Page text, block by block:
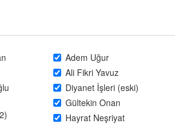
Adem Uğur
Ali Fikri Yavuz
Diyanet İşleri (eski)
Gültekin Onan
Hayrat Neşriyat